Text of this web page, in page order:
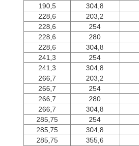
190,5
304,8
228,6
203,2
228,6
254
228,6
280
228,6
304,8
241,3
254
241,3
304,8
266,7
203,2
266,7
254
266,7
280
266,7
304,8
285,75
254
285,75
304,8
285,75
355,6